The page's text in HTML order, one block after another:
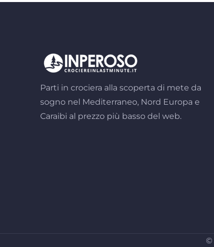
Parti in crociera alla scoperta di mete da
sogno nel Mediterraneo, Nord Europa e
Caraibi al prezzo più basso del web.
©